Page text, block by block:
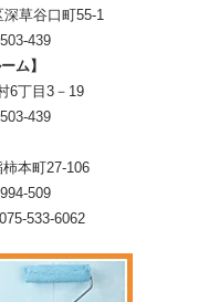
草谷口町55-1
439
ム】
6丁目3－19
439
本町27-106
509
533-6062